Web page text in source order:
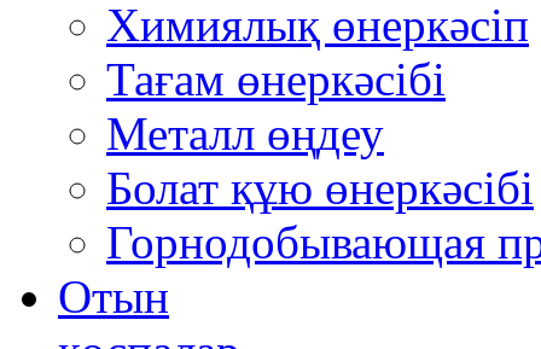
Химиялық өнеркәсіп
Тағам өнеркәсібі
Металл өңдеу
Болат құю өнеркәсібі
Горнодобывающая
Отын